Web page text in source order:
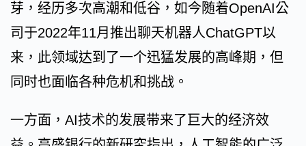
芽，经历多次高潮和低谷，如今随着OpenAI公
司于2022年11月推出聊天机器人ChatGPT以
来，此领域达到了一个迅猛发展的高峰期，但
同时也面临各种危机和挑战。
一方面，AI技术的发展带来了巨大的经济效